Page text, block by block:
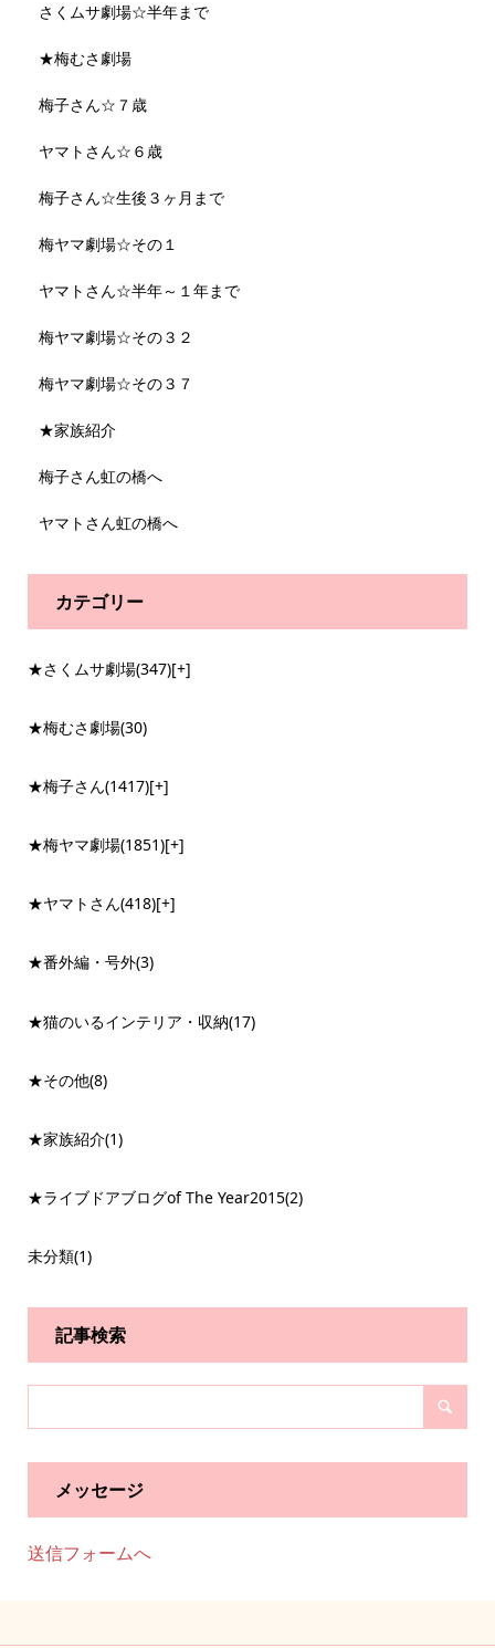
さくムサ劇場☆半年まで
★梅むさ劇場
梅子さん☆７歳
ヤマトさん☆６歳
梅子さん☆生後３ヶ月まで
梅ヤマ劇場☆その１
ヤマトさん☆半年～１年まで
梅ヤマ劇場☆その３２
梅ヤマ劇場☆その３７
★家族紹介
梅子さん虹の橋へ
ヤマトさん虹の橋へ
カテゴリー
★さくムサ劇場(347)[+]
★梅むさ劇場(30)
★梅子さん(1417)[+]
★梅ヤマ劇場(1851)[+]
★ヤマトさん(418)[+]
★番外編・号外(3)
★猫のいるインテリア・収納(17)
★その他(8)
★家族紹介(1)
★ライブドアブログof The Year2015(2)
未分類(1)
記事検索
メッセージ
送信フォームへ